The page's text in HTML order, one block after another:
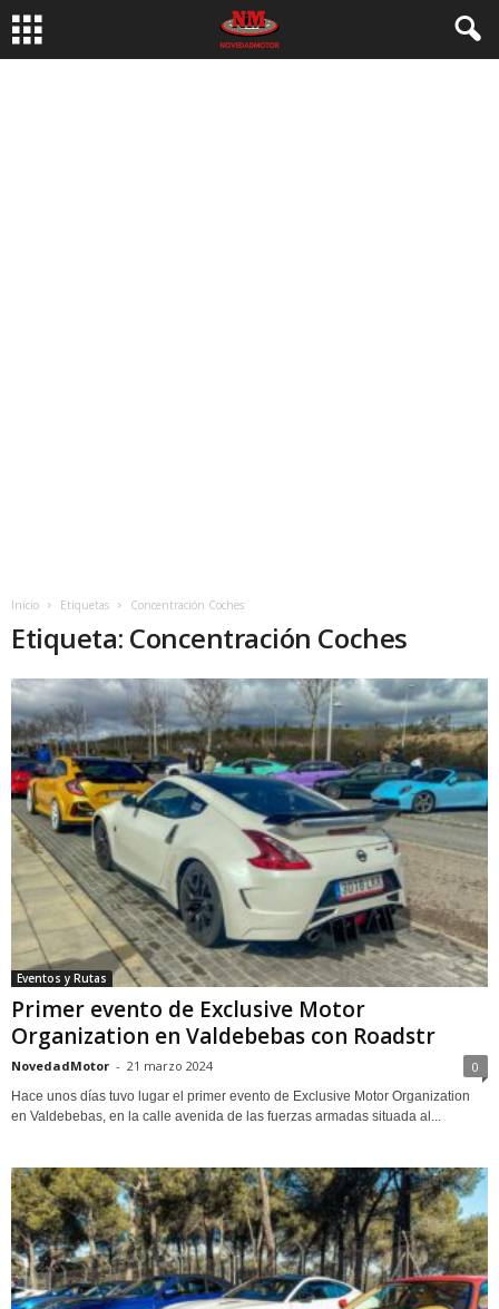
Inicio Etiquetas Concentración Coches
Etiqueta: Concentración Coches
Eventos y Rutas
Primer evento de Exclusive Motor
Organization en Valdebebas con Roadstr
NovedadMotor - 21 marzo 2024 0
Hace unos días tuvo lugar el primer evento de Exclusive Motor Organization
en Valdebebas, en la calle avenida de las fuerzas armadas situada al...